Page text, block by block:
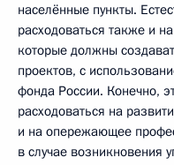
населённые пункты.
расходоваться также и
которые должны
проектов, с
фонда России. Конечно,
расходоваться на
и на опережающее
в случае возникновения